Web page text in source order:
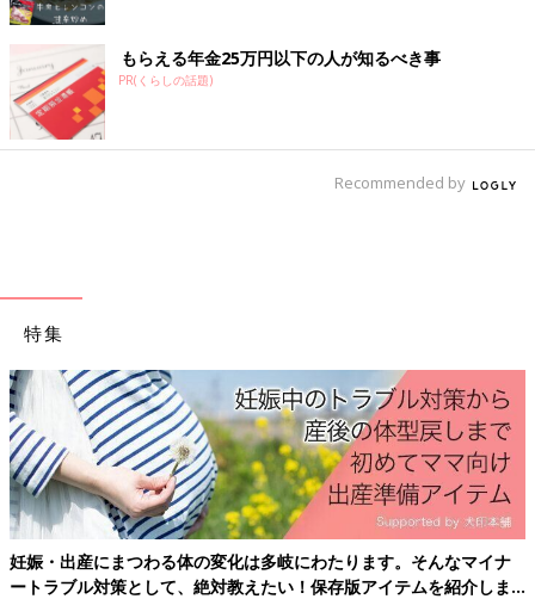
出典：Instagramアカウント「moon&na_na」
moon&na_naさんはプルコギのたれを購入。こちらはこれ一本
で味が決まるので重宝しているとインスタでも人気でした。お好
きな野菜とお肉をこれで炒めるだけなので、一本常備しておくと
いいですね！
もらえる年金25万円以下の人が知るべき事
PR(くらしの話題)
Recommended by
特集
妊娠・出産にまつわる体の変化は多岐にわたります。そんなマイナ
ートラブル対策として、絶対教えたい！保存版アイテムを紹介しま